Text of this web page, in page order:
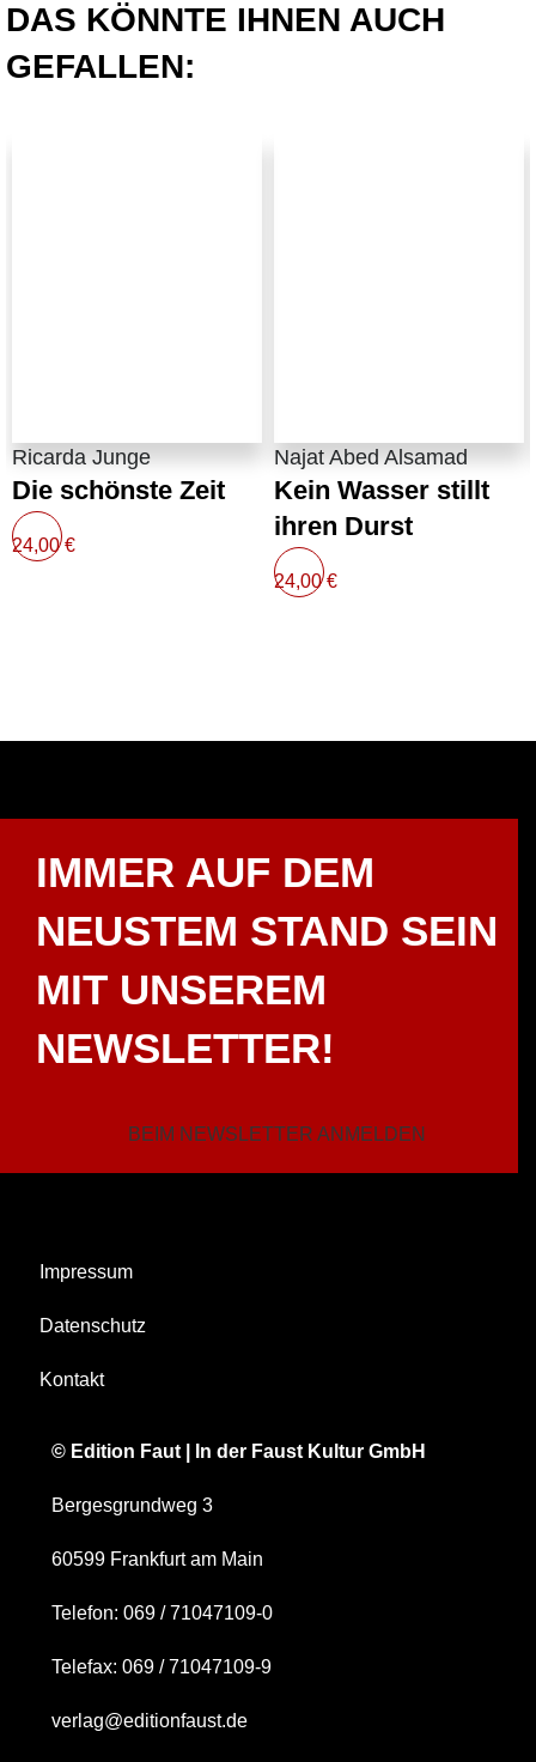
DAS KÖNNTE IHNEN AUCH
GEFALLEN:
Ricarda Junge
Die schönste Zeit
24,00€
Najat Abed Alsamad
Kein Wasser stillt
ihren Durst
24,00€
IMMER AUF DEM
NEUSTEM STAND SEIN
MIT UNSEREM
NEWSLETTER!
BEIM NEWSLETTER ANMELDEN
Impressum
Datenschutz
Kontakt
© Edition Faut | In der Faust Kultur GmbH
Bergesgrundweg 3
60599 Frankfurt am Main
Telefon: 069 / 71047109-0
Telefax: 069 / 71047109-9
verlag@editionfaust.de